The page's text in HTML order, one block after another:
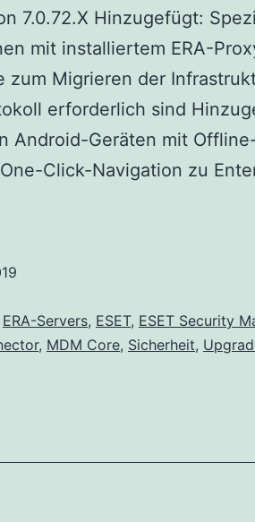
7.0.72.X Hinzugefügt:
mit installiertem ERA-
zum Migrieren der
erforderlich sind
Android-Geräten mit
Click-Navigation zu
ERA-Servers, ESET, ESET Security
, MDM Core, Sicherheit,